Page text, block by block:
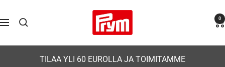
sisältöön
Navigaatio
Prym 0
TILAA YLI 60 EUROLLA JA TOIMITAMME